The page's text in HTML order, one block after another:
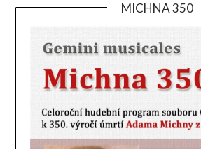
MICHNA 350